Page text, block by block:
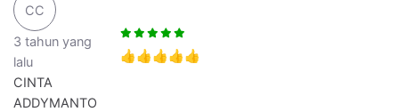
CC
3 tahun yang
lalu
CINTA
ADDYMANTO
👍👍👍👍👍